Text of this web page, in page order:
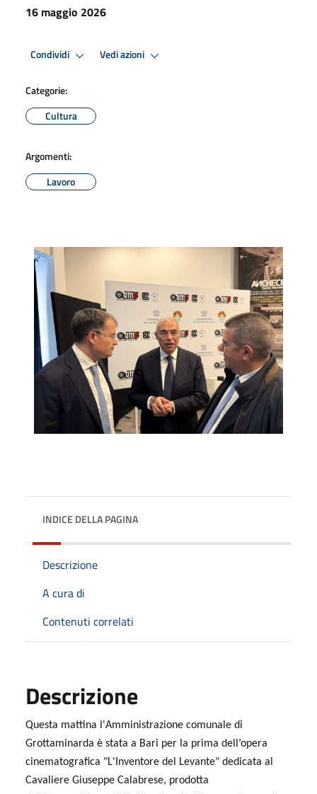
16 maggio 2026
Condividi Vedi azioni
Categorie:
Cultura
Argomenti:
Lavoro
INDICE DELLA PAGINA
Descrizione
A cura di
Contenuti correlati
Descrizione
Questa mattina l'Amministrazione comunale di
Grottaminarda è stata a Bari per la prima dell’opera
cinematografica "L'Inventore del Levante" dedicata al
Cavaliere Giuseppe Calabrese, prodotta